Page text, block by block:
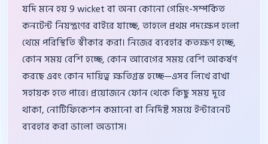
যদি মনে হয় 9 wicket বা অন্য কোনো গেমিং-সম্পর্কিত
কনটেন্ট নিয়ন্ত্রণের বাইরে যাচ্ছে, তাহলে প্রথম পদক্ষেপ হলো
থেমে পরিস্থিতি স্বীকার করা। নিজের ব্যবহার কতক্ষণ হচ্ছে,
কোন সময় বেশি হচ্ছে, কোন আবেগের সময় বেশি আকর্ষণ
করছে এবং কোন দায়িত্ব ক্ষতিগ্রস্ত হচ্ছে—এসব লিখে রাখা
সহায়ক হতে পারে। প্রয়োজনে ফোন থেকে কিছু সময় দূরে
থাকা, নোটিফিকেশন কমানো বা নির্দিষ্ট সময়ে ইন্টারনেট
ব্যবহার করা ভালো অভ্যাস।